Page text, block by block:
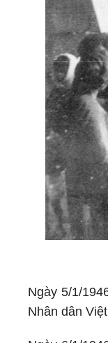
Ngày 5/1/
Nhân dân